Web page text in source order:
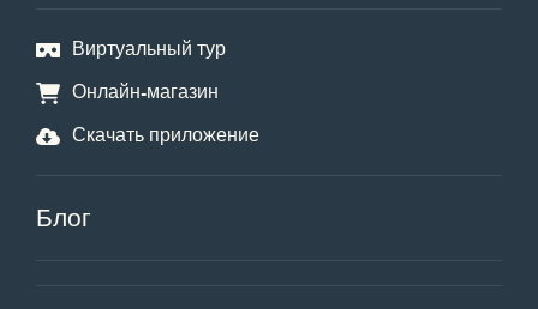
Виртуальный тур
Онлайн-магазин
Скачать приложение
Блог